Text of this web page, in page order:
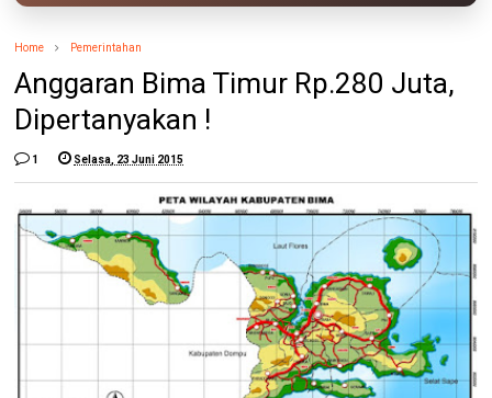
Home Pemerintahan
Anggaran Bima Timur Rp.280 Juta,
Dipertanyakan !
1 Selasa, 23 Juni 2015